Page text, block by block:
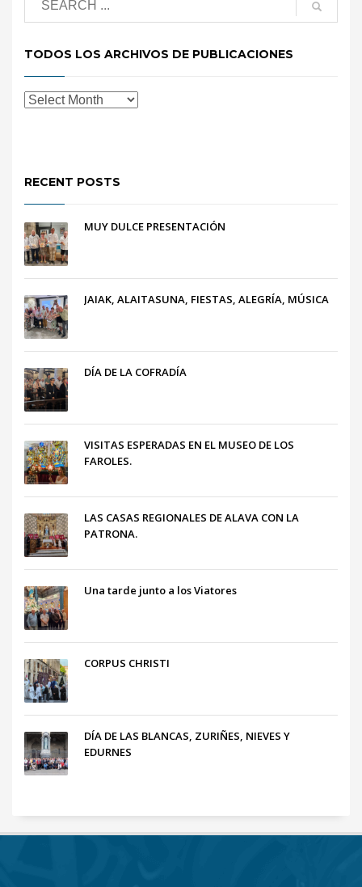
TODOS LOS ARCHIVOS DE PUBLICACIONES
RECENT POSTS
MUY DULCE PRESENTACIÓN
JAIAK, ALAITASUNA, FIESTAS, ALEGRÍA, MÚSICA
DÍA DE LA COFRADÍA
VISITAS ESPERADAS EN EL MUSEO DE LOS
FAROLES.
LAS CASAS REGIONALES DE ALAVA CON LA
PATRONA.
Una tarde junto a los Viatores
CORPUS CHRISTI
DÍA DE LAS BLANCAS, ZURIÑES, NIEVES Y
EDURNES